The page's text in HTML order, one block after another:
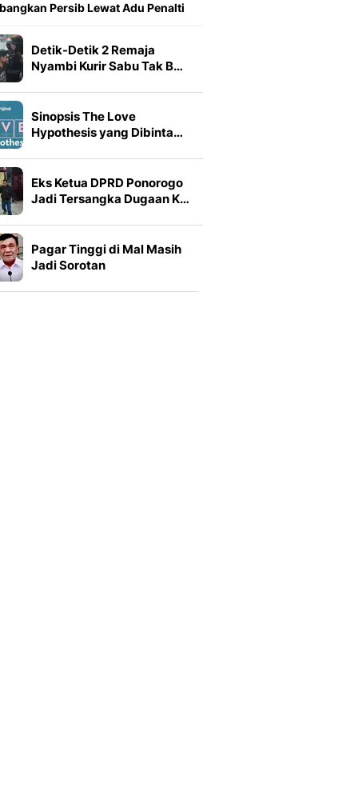
Persib Lewat Adu Penalti
Detik-Detik 2 Remaja
Nyambi Kurir Sabu Tak B…
Sinopsis The Love
Hypothesis yang Dibinta…
Eks Ketua DPRD Ponorogo
Jadi Tersangka Dugaan K…
Pagar Tinggi di Mal Masih
Jadi Sorotan